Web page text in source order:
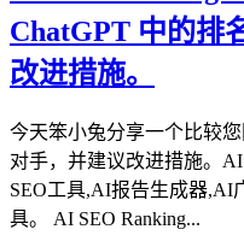
ChatGPT 中的排
改进措施。
今天笨小兔分享一个比较
对手，并建议改进措施。AI
SEO工具,AI报告生成器,AI
具。 AI SEO Ranking...